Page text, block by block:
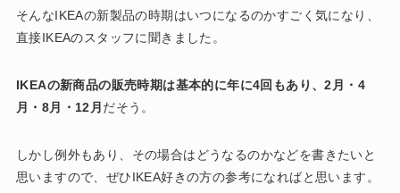
そんなIKEAの新製品の時期はいつになるのかすごく気になり、
直接IKEAのスタッフに聞きました。
IKEAの新商品の販売時期は基本的に年に4回もあり、2月・4
月・8月・12月 だそう。
しかし例外もあり、その場合はどうなるのかなどを書きたいと
思いますので、ぜひIKEA好きの方の参考になればと思います。